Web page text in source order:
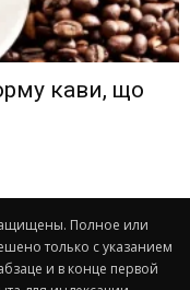
кави, що
Полное или
только с указанием
и в конце первой